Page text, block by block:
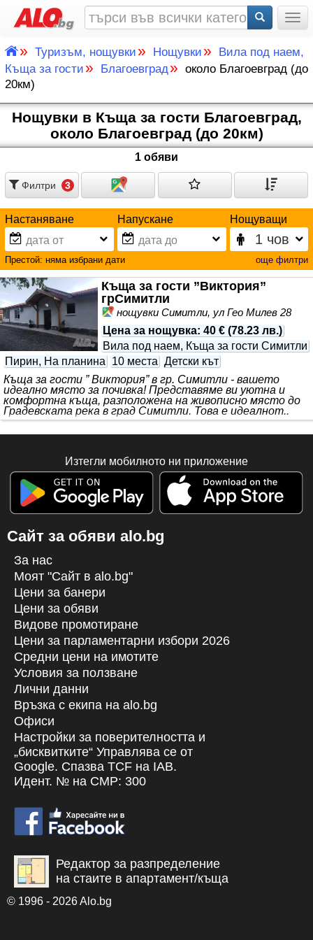
» Туризъм, нощувки » Нощувки »
Вила под наем,
Къща за гости » Благоевград» около Благоевград (до
20км)
Нощувки в Къща за гости Благоевград,
около Благоевград (до 20км)
1 обяви
Филтри 3
Настаняване Напускане Нощуващи
Престой: няма избрани дати още филтри
Къща за гости ”Виктория”
грСимитли
нощувки Симитли, ул Гео Милев 28
Цена за нощувка: 40 € (78.23 лв.)
Вила под наем, Къща за гости Симитли
Пирин, На планина 10 места Детски кът
Къща за гости ” Виктория” в гр. Симитли - вашето
идеално място за почивка! Представяме ви уютна и
комфортна къща, разположена на живописно място до
Градевската река в град Симитли. Това е идеалнот..
Изтегли мобилното ни приложение
Сайт за обяви alo.bg
За нас
Моят "Сайт в alo.bg"
Цени за банери
Цени за обяви
Видове промотиране
Цени за парламентарни избори 2026
Средни цени на имотите
Условия за ползване
Лични данни
Връзка с екипa на alo.bg
Офиси
Настройки за поверителността и
„бисквитките“ Управлява се от
Google. Спазва TCF на IAB.
Идент. № на CMP: 300
Редактор за разпределение
на стаите в апартамент/къща
© 1996 - 2026 Alo.bg